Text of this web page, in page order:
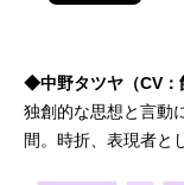
◆中野タツヤ（CV：
独創的な思想と言動
間。時折、表現者と